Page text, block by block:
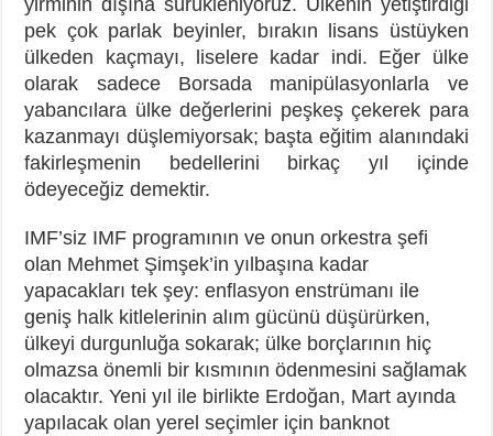
pek çok parlak beyinler, bırakın lisans üstüyken
ülkeden kaçmayı, liselere kadar indi. Eğer ülke
olarak sadece Borsada manipülasyonlarla ve
yabancılara ülkedeğerlerini peşkeş çekerek para
kazanmayı düşlemiyorsak; başta eğitim alanındaki
fakirleşmenin bedellerini birkaç yıl içinde
ödeyeceğiz demektir.
IMF’siz IMF programının ve onun orkestra şefi
olan Mehmet Şimşek’in yılbaşına kadar
yapacakları tek şey: enflasyon enstrümanı ile
geniş halk kitlelerinin alım gücünü düşürürken,
ülkeyi durgunluğa sokarak; ülke borçlarının hiç
olmazsa önemli bir kısmının ödenmesini sağlamak
olacaktır. Yeni yıl ile birlikte Erdoğan, Mart ayında
yapılacak olan yerel seçimler için banknot